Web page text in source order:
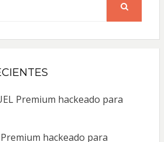
Premium hackeado para
hackeado para